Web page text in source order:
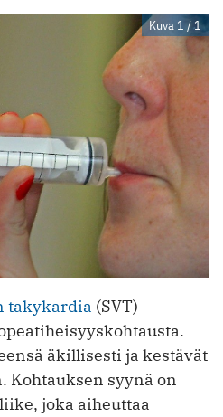
Kuva 1 / 1
takykardia (SVT)
äkillisesti ja kestävät
syynä on
joka aiheuttaa